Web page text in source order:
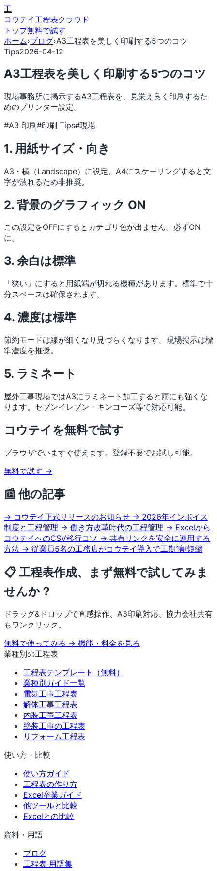
工
コウテイ工程表クラウド
トップ無料で試す
ホーム›ブログ›A3工程表を美しく印刷する5つのコツ
Tips2026-04-12
A3工程表を美しく印刷する5つのコツ
現場事務所に掲示するA3工程表を、見栄え良く印刷するた
めのプリンター設定。
#A3 印刷#印刷 Tips#現場
1. 用紙サイズ・向き
A3・横（Landscape）に設定。A4にスケーリングすると文
字が潰れるため非推奨。
2. 背景のグラフィック ON
この設定をOFFにするとカテゴリ色が出ません。必ずON
に。
3. 余白は標準
「狭い」にすると用紙端が切れる機種があります。標準で十
分スペースは確保されます。
4. 濃度は標準
節約モードは線が細くなり見づらくなります。現場掲示は標
準濃度を推奨。
5. ラミネート
屋外工事現場ではA3にラミネート加工すると雨にも強くな
ります。セブンイレブン・キンコーズ等で対応可能。
コウテイを無料で試す
ブラウザでいますぐ使えます。登録不要でお試し可能。
無料で試す →
📰 他の記事
→ コウテイ正式リリースのお知らせ → 2026年インボイス
制度と工程管理 → 働き方改革時代の工程管理 → Excelから
コウテイへのCSV移行コツ → 共有リンクを安全に運用する
方法 → 従業員5名の工務店がコウテイ導入で工期1割短縮
📋 工程表作成、まず無料で試してみま
せんか？
ドラッグ&ドロップで直感操作、A3印刷対応、協力会社共有
もワンクリック。
無料で使ってみる → 機能・料金を見る
業種別の工程表
工程表テンプレート（無料）
業種別ガイド一覧
電気工事工程表
解体工事工程表
内装工事工程表
塗装工事の工程表
リフォーム工程表
使い方・比較
使い方ガイド
工程表の作り方
Excel卒業ガイド
他ツールと比較
Excelとの比較
資料・用語
ブログ
工程表 用語集